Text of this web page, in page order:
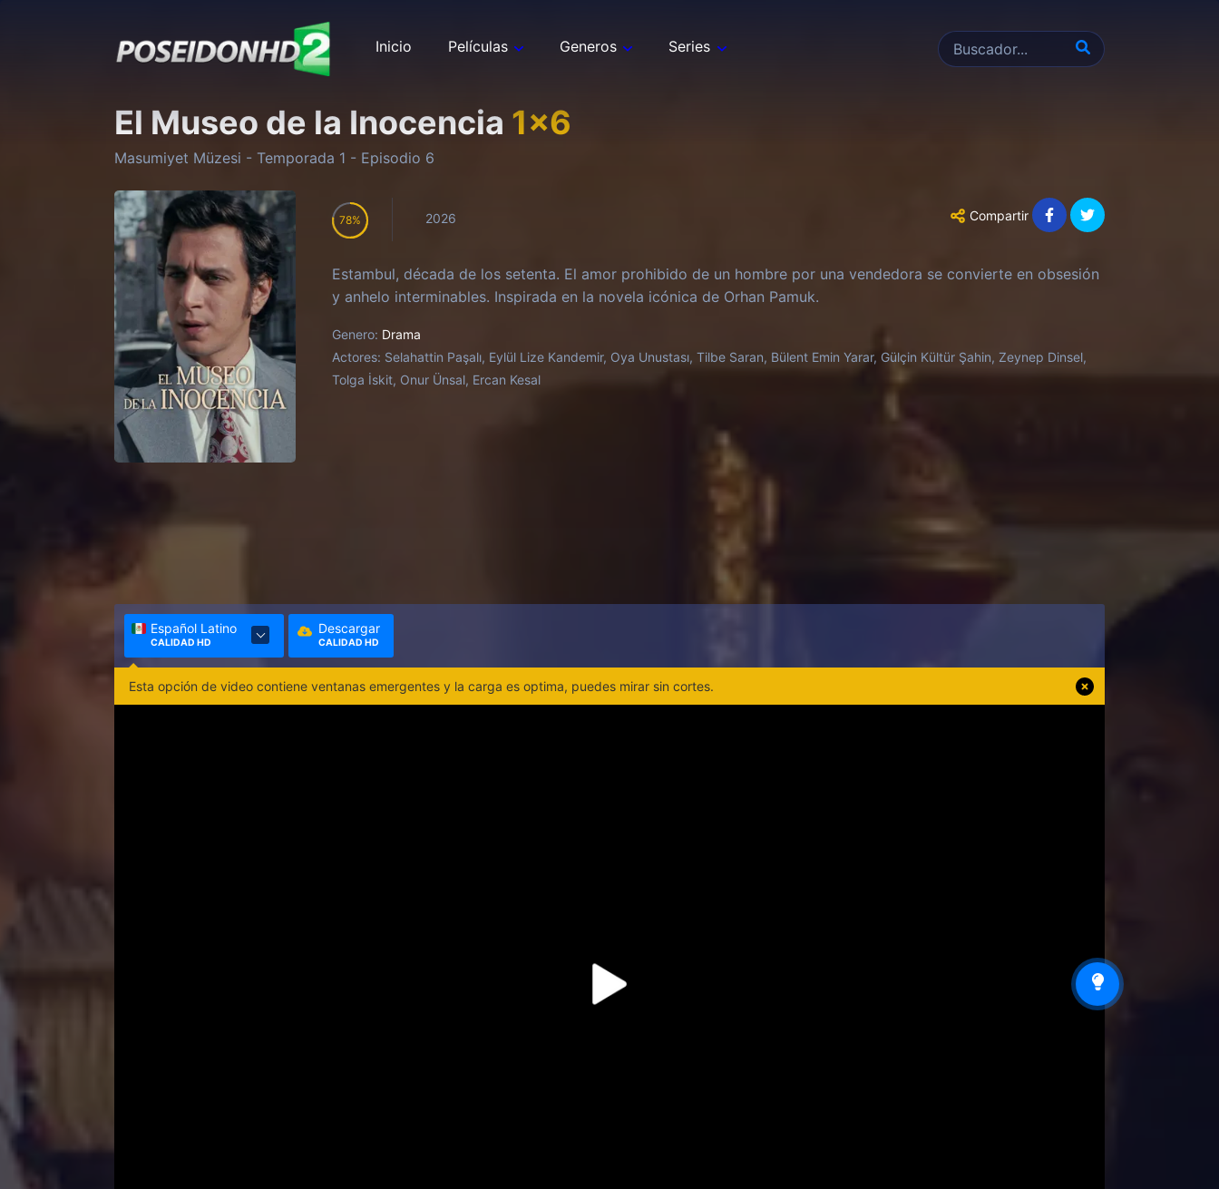
Inicio Películas Generos Series
El Museo de la Inocencia 1x6
Masumiyet Müzesi - Temporada 1 - Episodio 6
78 2026 Compartir
Estambul, década de los setenta. El amor prohibido de un hombre por una vendedora se convierte en obsesión
y anhelo interminables. Inspirada en la novela icónica de Orhan Pamuk.
Genero: Drama
Actores: Selahattin Paşalı, Eylül Lize Kandemir, Oya Unustası, Tilbe Saran, Bülent Emin Yarar, Gülçin Kültür Şahin, Zeynep Dinsel,
Tolga İskit, Onur Ünsal, Ercan Kesal
Español Latino
CALIDAD HD
Descargar
CALIDAD HD
Esta opción de video contiene ventanas emergentes y la carga es optima, puedes mirar sin cortes.